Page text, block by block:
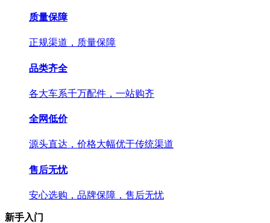
质量保障
正规渠道，质量保障
品类齐全
各大车系千万配件，一站购齐
全网低价
源头直达，价格大幅优于传统渠道
售后无忧
安心选购，品牌保障，售后无忧
新手入门